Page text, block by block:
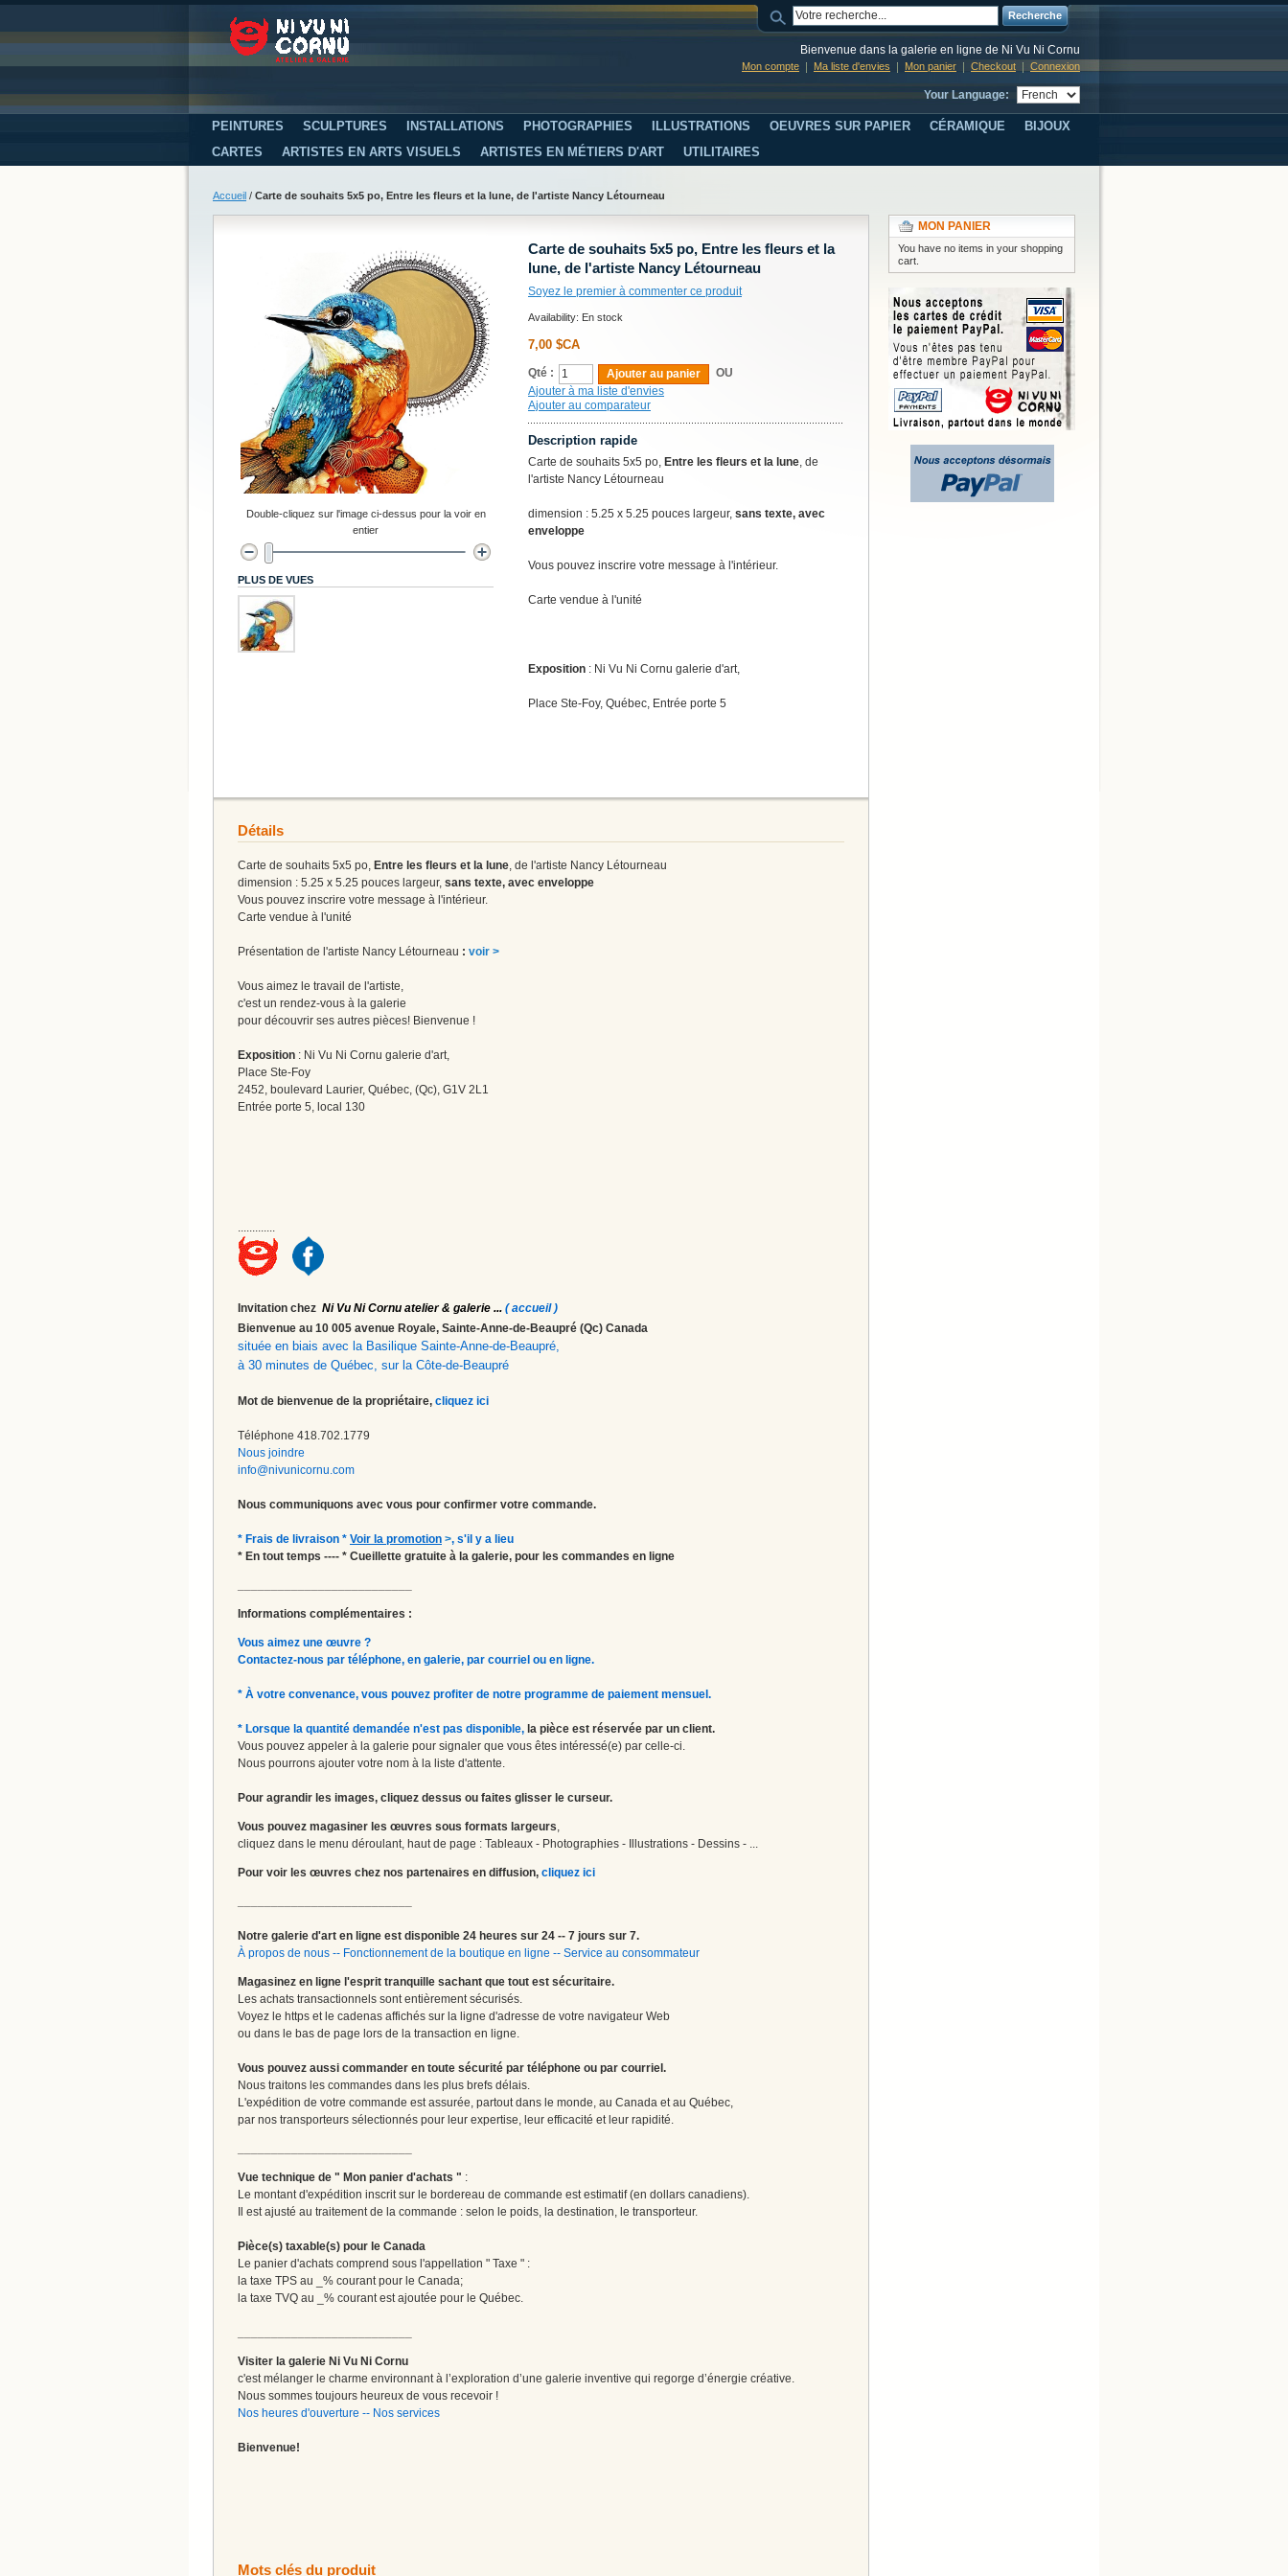
Recherche
Bienvenue dans la galerie en ligne de Ni Vu Ni Cornu
Mon compte Ma liste d'envies Mon panier Checkout Connexion
Your Language:
PEINTURES SCULPTURES INSTALLATIONS PHOTOGRAPHIES ILLUSTRATIONS OEUVRES SUR PAPIER CÉRAMIQUE
BIJOUX
CARTES
ARTISTES EN ARTS VISUELS ARTISTES EN MÉTIERS D'ART UTILITAIRES
Accueil / Carte de souhaits 5x5 po, Entre les fleurs et la lune, de l'artiste Nancy Létourneau
Carte de souhaits 5x5 po, Entre les fleurs et la
lune, de l'artiste Nancy Létourneau
Soyez le premier à commenter ce produit
Availability: En stock
7,00 $CA
Qté : Ajouter au panier
OU
Ajouter à ma liste d'envies
Ajouter au comparateur
Description rapide
Carte de souhaits 5x5 po, Entre les fleurs et la lune, de
l'artiste Nancy Létourneau
dimension : 5.25 x 5.25 pouces largeur, sans texte, avec
enveloppe
Vous pouvez inscrire votre message à l'intérieur.
Carte vendue à l'unité
Exposition : Ni Vu Ni Cornu galerie d'art,
Place Ste-Foy, Québec, Entrée porte 5
Double-cliquez sur l'image ci-dessus pour la voir en
entier
PLUS DE VUES
Détails
Carte de souhaits 5x5 po, Entre les fleurs et la lune, de l'artiste Nancy Létourneau
dimension : 5.25 x 5.25 pouces largeur, sans texte, avec enveloppe
Vous pouvez inscrire votre message à l'intérieur.
Carte vendue à l'unité
Présentation de l'artiste Nancy Létourneau : voir >
Vous aimez le travail de l'artiste,
c'est un rendez-vous à la galerie
pour découvrir ses autres pièces! Bienvenue !
Exposition : Ni Vu Ni Cornu galerie d'art,
Place Ste-Foy
2452, boulevard Laurier, Québec, (Qc), G1V 2L1
Entrée porte 5, local 130
.............
Invitation chez Ni Vu Ni Cornu atelier & galerie ... ( accueil )
Bienvenue au 10 005 avenue Royale, Sainte-Anne-de-Beaupré (Qc) Canada
située en biais avec la Basilique Sainte-Anne-de-Beaupré,
à 30 minutes de Québec, sur la Côte-de-Beaupré
Mot de bienvenue de la propriétaire, cliquez ici
Téléphone 418.702.1779
Nous joindre
info@nivunicornu.com
Nous communiquons avec vous pour confirmer votre commande.
* Frais de livraison * Voir la promotion >, s'il y a lieu
* En tout temps ---- * Cueillette gratuite à la galerie, pour les commandes en ligne
Informations complémentaires :
Vous aimez une œuvre ?
Contactez-nous par téléphone, en galerie, par courriel ou en ligne.
* À votre convenance, vous pouvez profiter de notre programme de paiement mensuel.
* Lorsque la quantité demandée n'est pas disponible, la pièce est réservée par un client.
Vous pouvez appeler à la galerie pour signaler que vous êtes intéressé(e) par celle-ci.
Nous pourrons ajouter votre nom à la liste d'attente.
Pour agrandir les images, cliquez dessus ou faites glisser le curseur.
Vous pouvez magasiner les œuvres sous formats largeurs,
cliquez dans le menu déroulant, haut de page : Tableaux - Photographies - Illustrations - Dessins - ...
Pour voir les œuvres chez nos partenaires en diffusion, cliquez ici
Notre galerie d'art en ligne est disponible 24 heures sur 24 -- 7 jours sur 7.
À propos de nous -- Fonctionnement de la boutique en ligne -- Service au consommateur
Magasinez en ligne l'esprit tranquille sachant que tout est sécuritaire.
Les achats transactionnels sont entièrement sécurisés.
Voyez le https et le cadenas affichés sur la ligne d'adresse de votre navigateur Web
ou dans le bas de page lors de la transaction en ligne.
Vous pouvez aussi commander en toute sécurité par téléphone ou par courriel.
Nous traitons les commandes dans les plus brefs délais.
L'expédition de votre commande est assurée, partout dans le monde, au Canada et au Québec,
par nos transporteurs sélectionnés pour leur expertise, leur efficacité et leur rapidité.
Vue technique de " Mon panier d'achats " :
Le montant d'expédition inscrit sur le bordereau de commande est estimatif (en dollars canadiens).
Il est ajusté au traitement de la commande : selon le poids, la destination, le transporteur.
Pièce(s) taxable(s) pour le Canada
Le panier d'achats comprend sous l'appellation " Taxe " :
la taxe TPS au _% courant pour le Canada;
la taxe TVQ au _% courant est ajoutée pour le Québec.
Visiter la galerie Ni Vu Ni Cornu
c'est mélanger le charme environnant à l’exploration d’une galerie inventive qui regorge d’énergie créative.
Nous sommes toujours heureux de vous recevoir !
Nos heures d'ouverture -- Nos services
Bienvenue!
Mots clés du produit
MON PANIER
You have no items in your shopping
cart.